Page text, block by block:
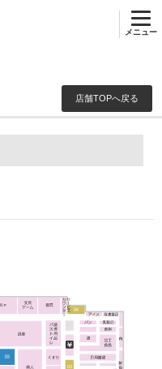
メニュー
店舗TOPへ戻る